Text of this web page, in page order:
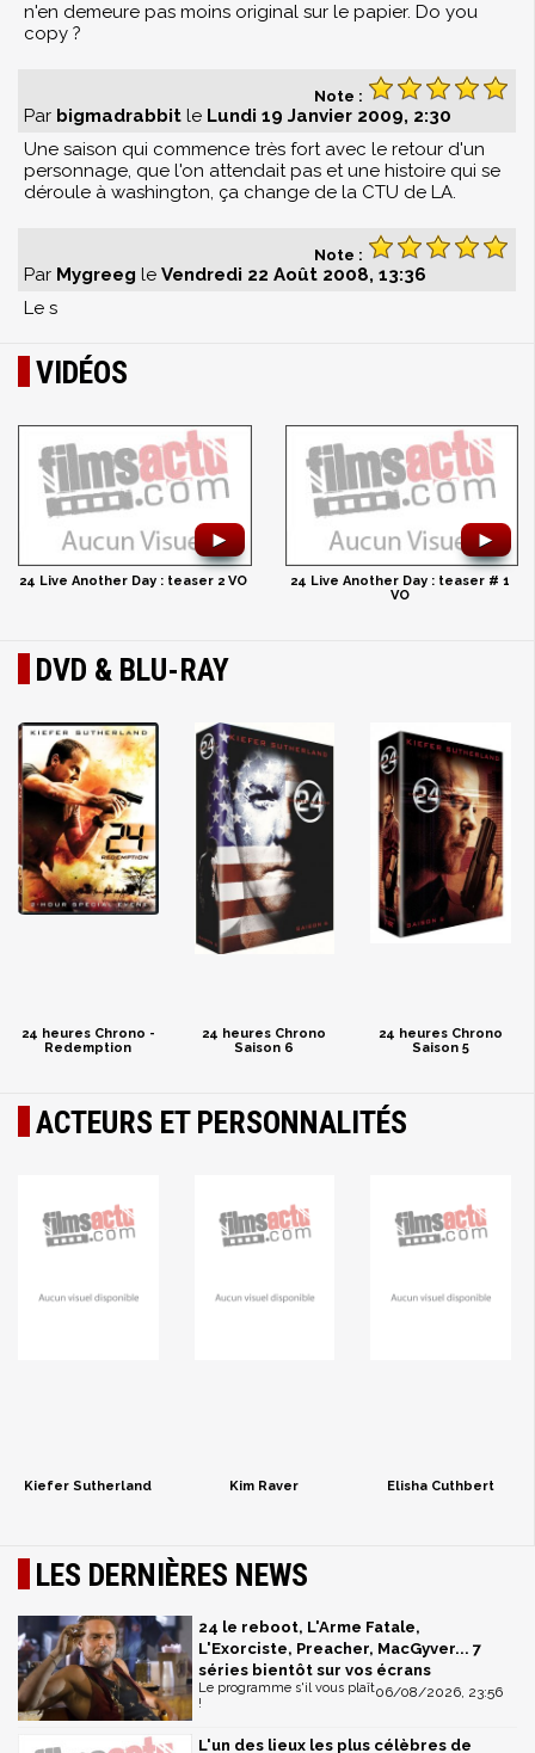
n'en demeure pas moins original sur le papier. Do you
copy ?
Note :
Par bigmadrabbit le Lundi 19 Janvier 2009, 2:30
Une saison qui commence très fort avec le retour d'un
personnage, que l'on attendait pas et une histoire qui se
déroule à washington, ça change de la CTU de LA.
Note :
Par Mygreeg le Vendredi 22 Août 2008, 13:36
Le s
VIDÉOS
►
24 Live Another Day : teaser 2 VO
►
24 Live Another Day : teaser # 1
VO
DVD & BLU-RAY
24 heures Chrono -
Redemption
24 heures Chrono
Saison 6
24 heures Chrono
Saison 5
ACTEURS ET PERSONNALITÉS
Kiefer Sutherland Kim Raver Elisha Cuthbert
LES DERNIÈRES NEWS
24 le reboot, L'Arme Fatale,
L'Exorciste, Preacher, MacGyver... 7
séries bientôt sur vos écrans
06/08/2026, 23:56
Le programme s'il vous plaît
!
L'un des lieux les plus célèbres de